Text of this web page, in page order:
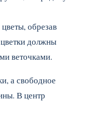
обрезав
должны
веточками.
а свободное
В центр